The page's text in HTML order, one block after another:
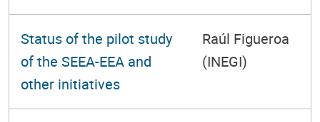
Status of the pilot study
of the SEEA-EEA and
other initiatives
Raúl Figueroa
(INEGI)